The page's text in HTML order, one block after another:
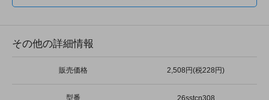
その他の詳細情報
販売価格 2,508円(税228円)
型番 26sstcn308